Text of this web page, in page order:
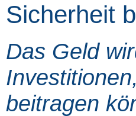
Sicherheit
Das Geld
beitragen